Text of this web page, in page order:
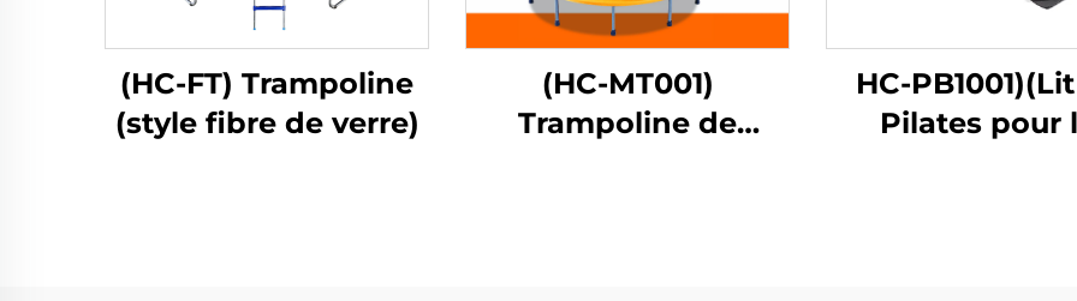
(HC-FT) Trampoline
(style fibre de verre)
(HC-MT001)
Trampoline de
HC-
Pilates pour